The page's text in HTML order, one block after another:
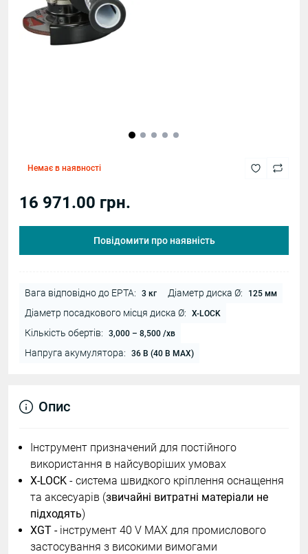
Немає в наявності
16 971.00 грн.
Повідомити про наявність
Вага відповідно до EPTA: 3 кг Діаметр диска Ø: 125 мм
Діаметр посадкового місця диска Ø: X-LOCK
Кількість обертів: 3,000 – 8,500 /хв
Напруга акумулятора: 36 В (40 В MAX)
Опис
Інструмент призначений для постійного
використання в найсуворіших умовах
X-LOCK - система швидкого кріплення оснащення
та аксесуарів (звичайні витратні матеріали не
підходять)
XGT - інструмент 40 V MAX для промислового
застосування з високими вимогами